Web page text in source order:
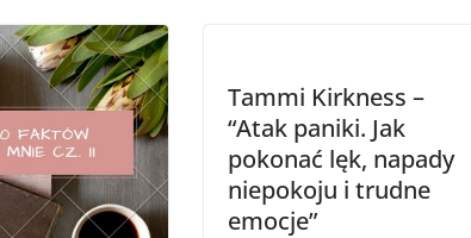
Tammi Kirkness –
“Atak paniki. Jak
pokonać lęk, napady
niepokoju i trudne
emocje”